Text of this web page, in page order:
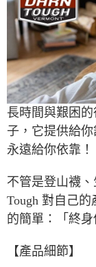
每筆NT$60，滿
付款後7-11取貨
每筆NT$60，滿
宅配
每筆NT$80，滿
離島宅配
每筆NT$80，滿
免運費
順豐貨運海外配送(
長時間與艱困
子，它提供給
永遠給你依靠！
不管是登山襪
Tough 對自己
的簡單：「終
【產品細節】